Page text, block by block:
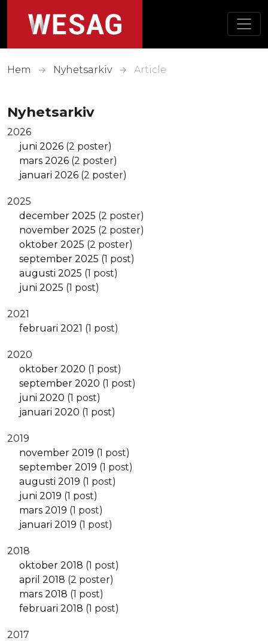
Skip to main content
Hem Nyhetsarkiv Article
Nyhetsarkiv
2026
juni 2026 (2 poster)
mars 2026 (2 poster)
januari 2026 (2 poster)
2025
december 2025 (2 poster)
november 2025 (2 poster)
oktober 2025 (2 poster)
september 2025 (1 post)
augusti 2025 (1 post)
juni 2025 (1 post)
2021
februari 2021 (1 post)
2020
oktober 2020 (1 post)
september 2020 (1 post)
juni 2020 (1 post)
januari 2020 (1 post)
2019
november 2019 (1 post)
september 2019 (1 post)
augusti 2019 (1 post)
juni 2019 (1 post)
mars 2019 (1 post)
januari 2019 (1 post)
2018
oktober 2018 (1 post)
april 2018 (2 poster)
mars 2018 (1 post)
februari 2018 (1 post)
2017